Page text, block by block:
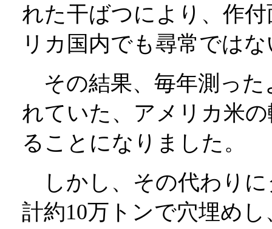
れた干ばつにより、作
リカ国内でも尋常では
その結果、毎年測った
れていた、アメリカ米
ることになりました。
しかし、その代わりに
計約10万トンで穴埋め